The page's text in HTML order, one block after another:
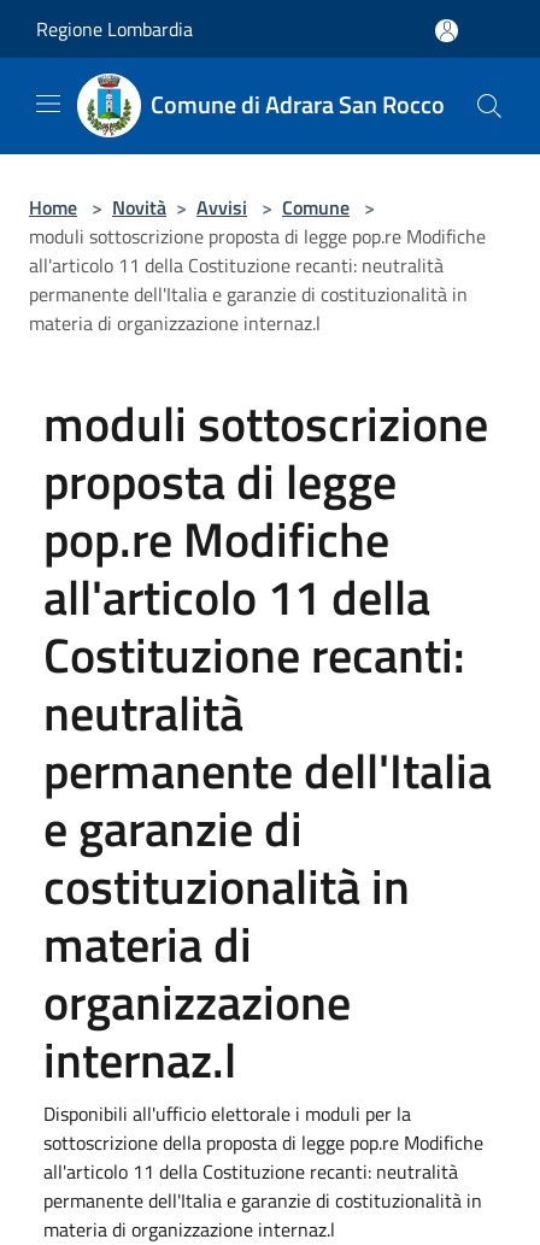
Regione Lombardia
Comune di Adrara San Rocco
Home > Novità > Avvisi > Comune >
moduli sottoscrizione proposta di legge pop.re Modifiche
all'articolo 11 della Costituzione recanti: neutralità
permanente dell'Italia e garanzie di costituzionalità in
materia di organizzazione internaz.l
moduli sottoscrizione
proposta di legge
pop.re Modifiche
all'articolo 11 della
Costituzione recanti:
neutralità
permanente dell'Italia
e garanzie di
costituzionalità in
materia di
organizzazione
internaz.l
Disponibili all'ufficio elettorale i moduli per la
sottoscrizione della proposta di legge pop.re Modifiche
all'articolo 11 della Costituzione recanti: neutralità
permanente dell'Italia e garanzie di costituzionalità in
materia di organizzazione internaz.l